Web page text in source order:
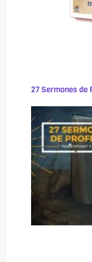
27 Sermones de